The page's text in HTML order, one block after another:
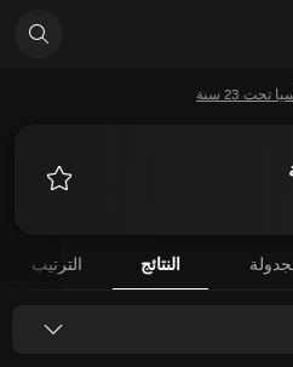
23 سنة
النتائج الترتيب